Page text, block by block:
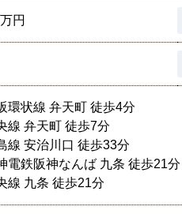
円
環状線 弁天町 徒歩4分
線 弁天町 徒歩7分
線 安治川口 徒歩33分
電鉄阪神なんば 九条 徒歩21分
線 九条 徒歩21分